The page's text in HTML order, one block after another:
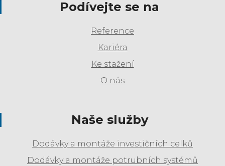
Podívejte se na
Reference
Kariéra
Ke stažení
O nás
Naše služby
Dodávky a montáže investičních celků
Dodávky a montáže potrubních systémů